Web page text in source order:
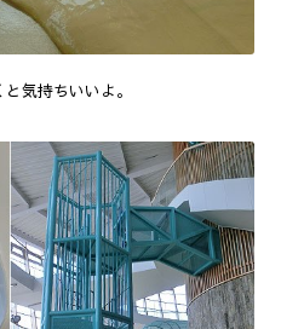
気持ちいいよ。